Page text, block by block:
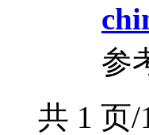
参
共 1 页/